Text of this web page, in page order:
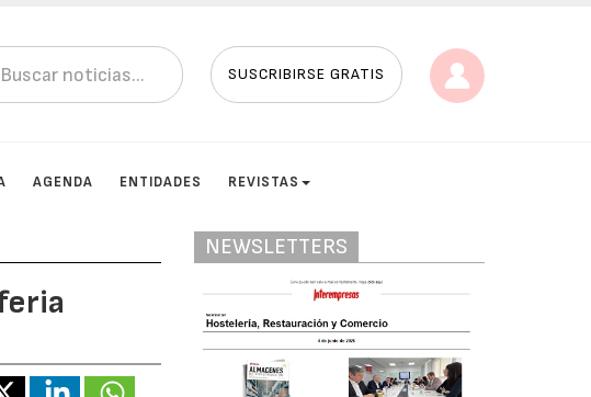
SUSCRIBIRSE GRATIS
AGENDA ENTIDADES REVISTAS
NEWSLETTERS